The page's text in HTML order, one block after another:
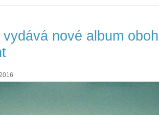
vydává nové album